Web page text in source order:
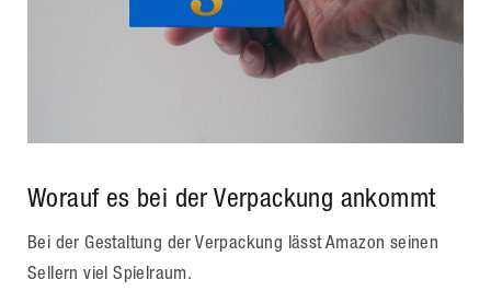
Worauf es bei der Verpackung ankommt
Bei der Gestaltung der Verpackung lässt Amazon seinen
Sellern viel Spielraum.